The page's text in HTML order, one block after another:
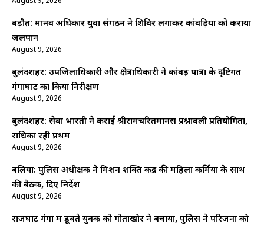
बड़ौत: मानव अधिकार युवा संगठन ने शिविर लगाकर कांवड़ियों को कराया
जलपान
August 9, 2026
बुलंदशहर: उपजिलाधिकारी और क्षेत्राधिकारी ने कांवड़ यात्रा के दृष्टिगत
गंगाघाट का किया निरीक्षण
August 9, 2026
बुलंदशहर: सेवा भारती ने कराई श्रीरामचरितमानस प्रश्नावली प्रतियोगिता,
राधिका रही प्रथम
August 9, 2026
बलिया: पुलिस अधीक्षक ने मिशन शक्ति केंद्र की महिला कर्मियों के साथ
की बैठक, दिए निर्देश
August 9, 2026
राजघाट गंगा में डूबते युवक को गोताखोर ने बचाया, पुलिस ने परिजनों को